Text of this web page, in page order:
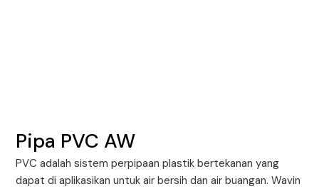
Pipa PVC AW
PVC adalah sistem perpipaan plastik bertekanan yang
dapat di aplikasikan untuk air bersih dan air buangan. Wavin